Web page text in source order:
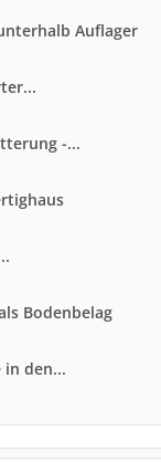
Auflager
-...
Bodenbelag
in den...